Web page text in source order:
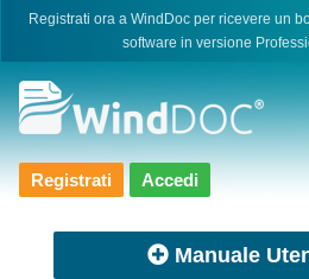
Skip
content
Registrati ora a WindDoc per ricevere un
software in versione
Registrati Accedi
Manuale